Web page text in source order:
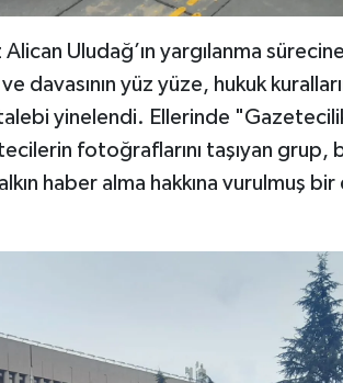
Uludağ’ın yargılanma
davasının yüz yüze, hukuk
yinelendi. Ellerinde
fotoğraflarını taşıyan grup,
haber alma hakkına vurulmuş